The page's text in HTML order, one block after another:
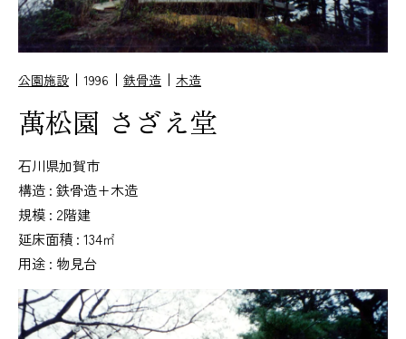
公園施設 1996 鉄骨造 木造
萬松園 さざえ堂
石川県加賀市
構造 : 鉄骨造+木造
規模 : 2階建
延床面積 : 134㎡
用途 : 物見台